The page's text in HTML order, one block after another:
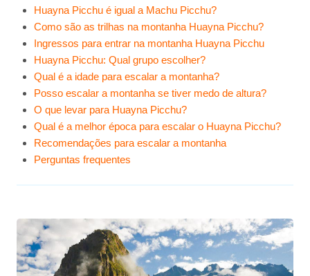
Huayna Picchu é igual a Machu Picchu?
Como são as trilhas na montanha Huayna Picchu?
Ingressos para entrar na montanha Huayna Picchu
Huayna Picchu: Qual grupo escolher?
Qual é a idade para escalar a montanha?
Posso escalar a montanha se tiver medo de altura?
O que levar para Huayna Picchu?
Qual é a melhor época para escalar o Huayna Picchu?
Recomendações para escalar a montanha
Perguntas frequentes